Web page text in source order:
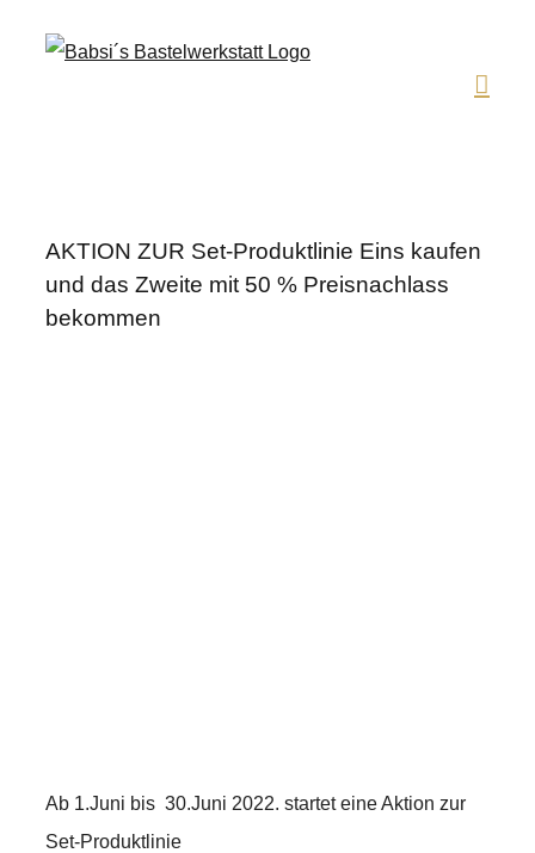
AKTION ZUR Set-Produktlinie Eins kaufen
und das Zweite mit 50 % Preisnachlass
bekommen
Ab 1.Juni bis 30.Juni 2022. startet eine Aktion zur
Set-Produktlinie